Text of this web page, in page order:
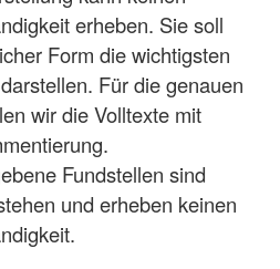
erheben. Sie soll
Form die wichtigsten
Für die genauen
wir die Volltexte mit
Fundstellen sind
und erheben keinen